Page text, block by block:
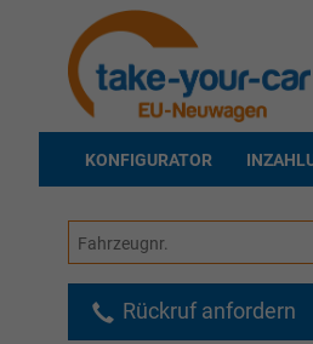
KONFIGURATOR
Fahrzeugnr.
Rückruf anfordern